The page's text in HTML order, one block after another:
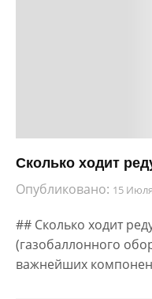
Сколько ходит
Опубликовано: 15
## Сколько ходит
(газобаллонного
важнейших